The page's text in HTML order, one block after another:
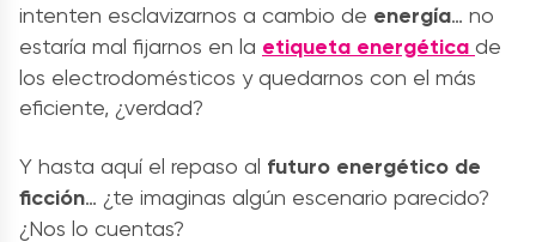
intenten esclavizarnos a cambio de energía… no
estaría mal fijarnos en la etiqueta energética de
los electrodomésticos y quedarnos con el más
eficiente, ¿verdad?
Y hasta aquí el repaso al futuro energético de
ficción… ¿te imaginas algún escenario parecido?
¿Nos lo cuentas?